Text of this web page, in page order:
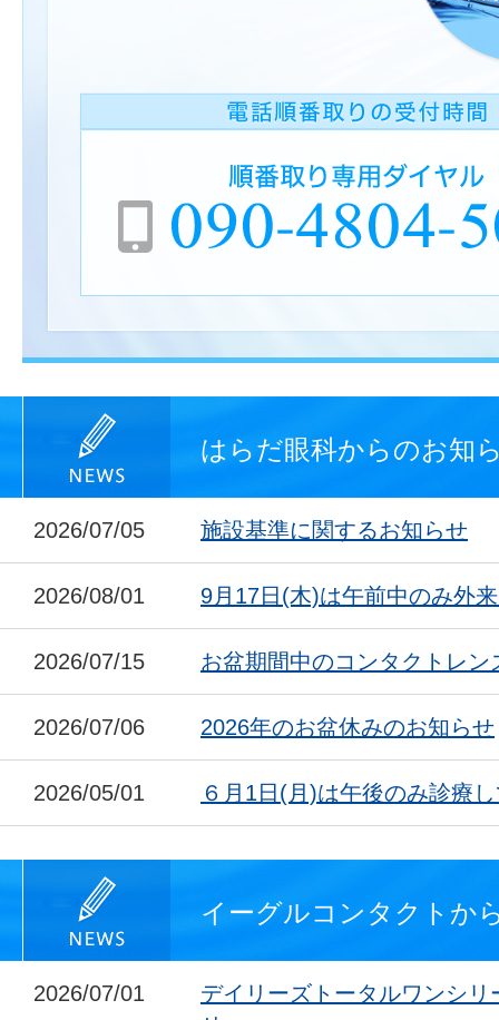
はらだ眼科からのお知
2026/07/05 施設基準に関するお知らせ
2026/08/01 9月17日(木)は午前中のみ外
2026/07/15 お盆期間中のコンタクトレン
2026/07/06 2026年のお盆休みのお知らせ
2026/05/01 ６月1日(月)は午後のみ診療
イーグルコンタクトか
2026/07/01
デイリーズトータルワンシ